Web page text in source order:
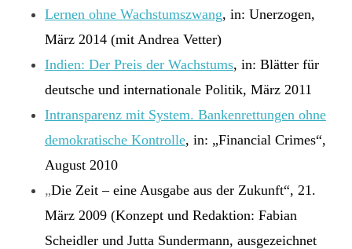
Lernen ohne Wachstumszwang, in: Unerzogen,
März 2014 (mit Andrea Vetter)
Indien: Der Preis der Wachstums, in: Blätter für
deutsche und internationale Politik, März 2011
Intransparenz mit System. Bankenrettungen ohne
demokratische Kontrolle, in: „Financial Crimes“,
August 2010
„Die Zeit – eine Ausgabe aus der Zukunft“, 21.
März 2009 (Konzept und Redaktion: Fabian
Scheidler und Jutta Sundermann, ausgezeichnet